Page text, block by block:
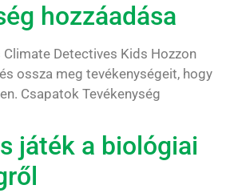
hozzáadása
Detectives Kids Hozzon
ossza meg tevékenységeit, hogy
Csapatok Tevékenység
játék a biológiai